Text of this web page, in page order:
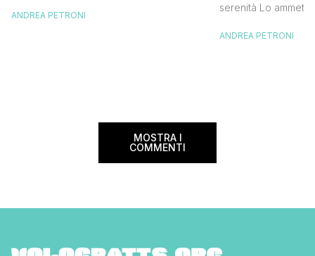
dove e quando si vuole, senza contare
ANDREA PETRONI
serenità Lo
sono preso un bel
ANDREA PETRONI
MOSTRA I
COMMENTI